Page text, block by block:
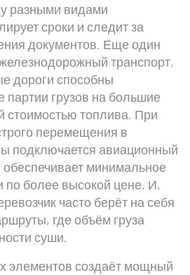
разными видами
сроки и следит за
документов. Еще один
транспорт,
дороги способны
партии грузов на большие
стоимостью топлива. При
перемещения в
подключается авиационный
обеспечивает минимальное
по более высокой цене. И,
часто берёт на себя
где объём груза
суши.
элементов создаёт мощный